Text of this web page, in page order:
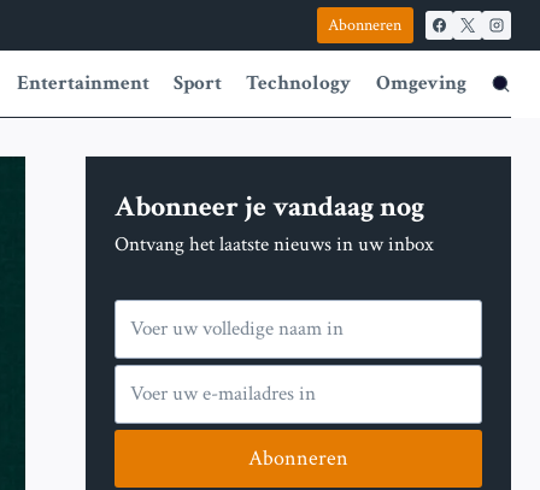
Abonneren
Entertainment Sport Technology Omgeving
Abonneer je vandaag nog
Ontvang het laatste nieuws in uw inbox
Abonneren